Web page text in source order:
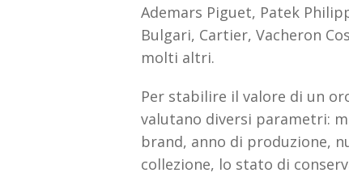
Ademars Piguet, Patek
Bulgari, Cartier, Vacheron
molti altri.
Per stabilire il valore di un
valutano diversi parametri:
brand, anno di produzione,
collezione, lo stato di